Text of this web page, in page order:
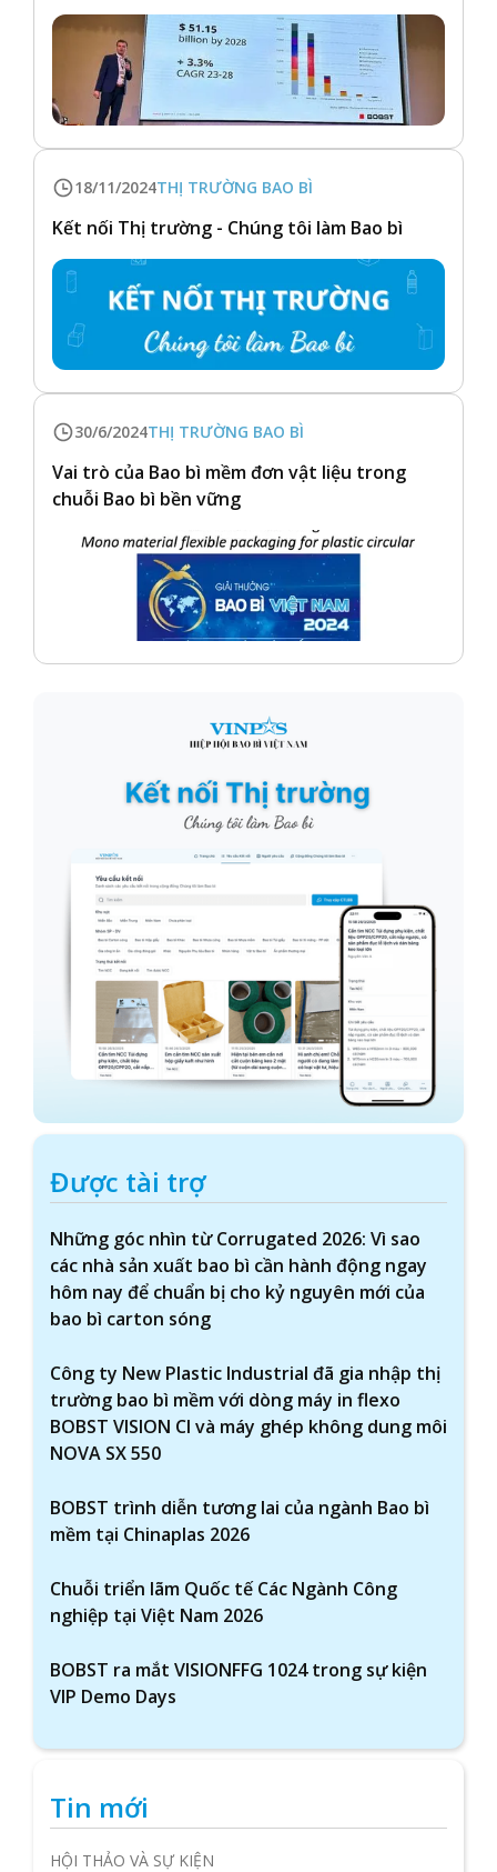
18/11/2024THỊ TRƯỜNG BAO BÌ
Kết nối Thị trường - Chúng tôi làm Bao bì
30/6/2024THỊ TRƯỜNG BAO BÌ
Vai trò của Bao bì mềm đơn vật liệu trong
chuỗi Bao bì bền vững
Được tài trợ
Những góc nhìn từ Corrugated 2026: Vì sao
các nhà sản xuất bao bì cần hành động ngay
hôm nay để chuẩn bị cho kỷ nguyên mới của
bao bì carton sóng
Công ty New Plastic Industrial đã gia nhập thị
trường bao bì mềm với dòng máy in flexo
BOBST VISION CI và máy ghép không dung môi
NOVA SX 550
BOBST trình diễn tương lai của ngành Bao bì
mềm tại Chinaplas 2026
Chuỗi triển lãm Quốc tế Các Ngành Công
nghiệp tại Việt Nam 2026
BOBST ra mắt VISIONFFG 1024 trong sự kiện
VIP Demo Days
Tin mới
HỘI THẢO VÀ SỰ KIỆN